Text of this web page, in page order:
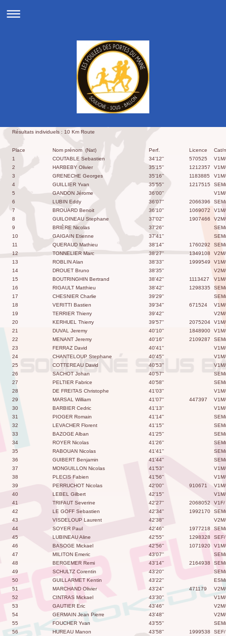
Résultats individuels : 10 Km Route
Place Nom prénom (Nat) Perf. Licence
Cat/
1
COUTABLE Sebastien 34'12'' 570525
V1M/
2
HARBEBY Olivier 35'15'' 1212357
V1M/
3
GRENECHE Georges 35'16'' 1183885
V1M/
4
GUILLIER Yvan 35'55'' 1217515
SEM/
5
GANDON Jérome 36'00''
V1M/
6
LUBIN Eddy 36'07'' 2066396
SEM/
7
BROUARD Benoit 36'10'' 1069072
V1M/
8
GUILOINEAU Stephane 37'02'' 1907466
V2M/
9
BRIÈRE Nicolas 37'26''
SEM/
10
GAIGAIN Etienne 37'41''
SEM/
11
QUERAUD Mathieu 38'14'' 1760292
SEM/
12
TONNELIER Marc 38'27'' 1349108
V2M/
13
ROBLIN Alan 38'33'' 1999549
V1M/
14
DROUET Bruno 38'35''
V2M/
15
BOUTRINGHIN Bertrand 38'42'' 1113427
V1M/
16
RIGAULT Matthieu 38'42'' 1298335
SEM/
17
CHESNIER Charlie 39'29''
SEM/
18
VERITTI Bastien 39'34'' 671524
V1M/
19
TERRIER Thierry 39'42''
V2M/
20
KERHUEL Thierry 39'57'' 2075204
V1M/
21
DUVAL Jeremy 40'10'' 1848900
V1M/
22
MENANT Jeremy 40'16'' 2109287
SEM/
23
FERRAZ David 40'41''
V1M/
24
CHANTELOUP Stephane 40'45''
V1M/
25
COTTEREAU David 40'53''
V1M/
26
SACHOT Johan 40'57''
SEM/
27
PELTIER Fabrice 40'58''
SEM/
28
DE FREITAS Christophe 41'03''
V1M/
29
MARSAL William 41'07'' 447397
V1M/
30
BARBIER Cedric 41'13''
V1M/
31
PIOGER Romain 41'14''
SEM/
32
LEVACHER Florent 41'15''
SEM/
33
BAZOGE Alban 41'25''
SEM/
34
ROYER Nicolas 41'26''
SEM/
35
RABOUAN Nicolas 41'41''
SEM/
36
GUIBERT Benjamin 41'44''
SEM/
37
MONGUILLON Nicolas 41'53''
V1M/
38
PLECIS Fabien 41'56''
V1M/
39
PERRUCHOT Nicolas 42'00'' 910671
V1M/
40
LEBEL Gilbert 42'15''
V1M/
41
TRIFAUT Severine 42'27'' 2068052
V1F/
42
LE GOFF Sebastien 42'34'' 1992170
SEM/
43
VISDELOUP Laurent 42'38''
V2M/
44
SOYER Paul 42'46'' 1977218
SEM/
45
LUBINEAU Aline 42'55'' 1298328
SEF/
46
BASOGE Mickael 42'56'' 1071920
V1M/
47
MILITON Emeric 43'07''
SEM/
48
BERGEMER Remi 43'14'' 2164938
SEM/
49
SCHULTZ Corentin 43'20''
SEM/
50
GUILLARMET Kentin 43'22''
ESM/
51
MARCHAND Olivier 43'24'' 471179
V2M/
52
CINTRAS Mickael 43'30''
V1M/
53
GAUTIER Eric 43'46''
V2M/
54
GERMAIN Jean Pierre 43'48''
V2M/
55
FOUCHER Yvan 43'55''
SEM/
56
HUREAU Manon 43'58'' 1999538
SEF/